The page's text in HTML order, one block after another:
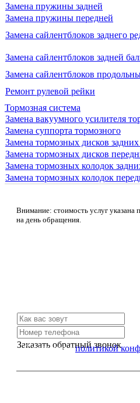
Замена пружины задней
Замена пружины передней
Замена сайлентблоков заднего
Замена сайлентблоков задней
Замена сайлентблоков
Ремонт рулевой рейки
Тормозная система
Замена вакуумного усилителя
Замена суппорта тормозного
Замена тормозных дисков
Замена тормозных дисков
Замена тормозных колодок
Замена тормозных колодок
Внимание: стоимость услуг указана
на день обращения.
Заказать обратный звонок
Я согласен сполитикой